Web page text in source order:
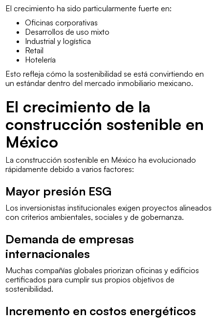
El crecimiento ha sido particularmente fuerte en:
Oficinas corporativas
Desarrollos de uso mixto
Industrial y logística
Retail
Hotelería
Esto refleja cómo la sostenibilidad se está convirtiendo en
un estándar dentro del mercado inmobiliario mexicano.
El crecimiento de la
construcción sostenible en
México
La construcción sostenible en México ha evolucionado
rápidamente debido a varios factores:
Mayor presión ESG
Los inversionistas institucionales exigen proyectos alineados
con criterios ambientales, sociales y de gobernanza.
Demanda de empresas
internacionales
Muchas compañías globales priorizan oficinas y edificios
certificados para cumplir sus propios objetivos de
sostenibilidad.
Incremento en costos energéticos